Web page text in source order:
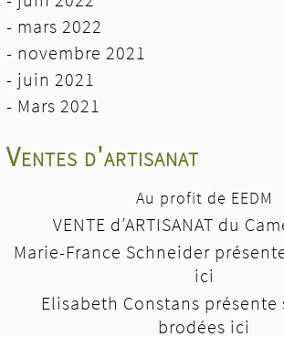
- mars 2022
- novembre 2021
- juin 2021
- Mars 2021
Ventes d'artisanat
Au profit de EEDM
VENTE d’ARTISANAT du
Marie-France Schneider
ici
Elisabeth Constans présente
brodées ici